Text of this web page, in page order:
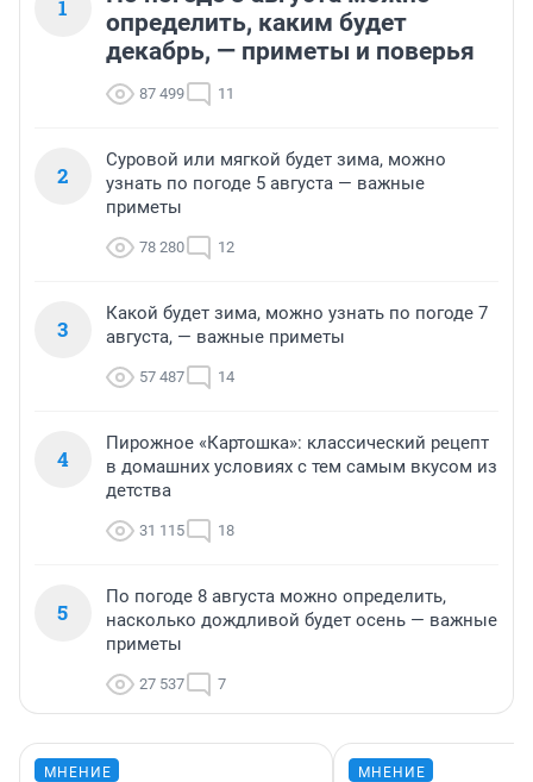
1
определить, каким будет
декабрь, — приметы и поверья
87 499 11
2
Суровой или мягкой будет зима, можно
узнать по погоде 5 августа — важные
приметы
78 280 12
3
Какой будет зима, можно узнать по погоде 7
августа, — важные приметы
57 487 14
4
Пирожное «Картошка»: классический рецепт
в домашних условиях с тем самым вкусом из
детства
31 115 18
5
По погоде 8 августа можно определить,
насколько дождливой будет осень — важные
приметы
27 537 7
МНЕНИЕ МНЕНИЕ